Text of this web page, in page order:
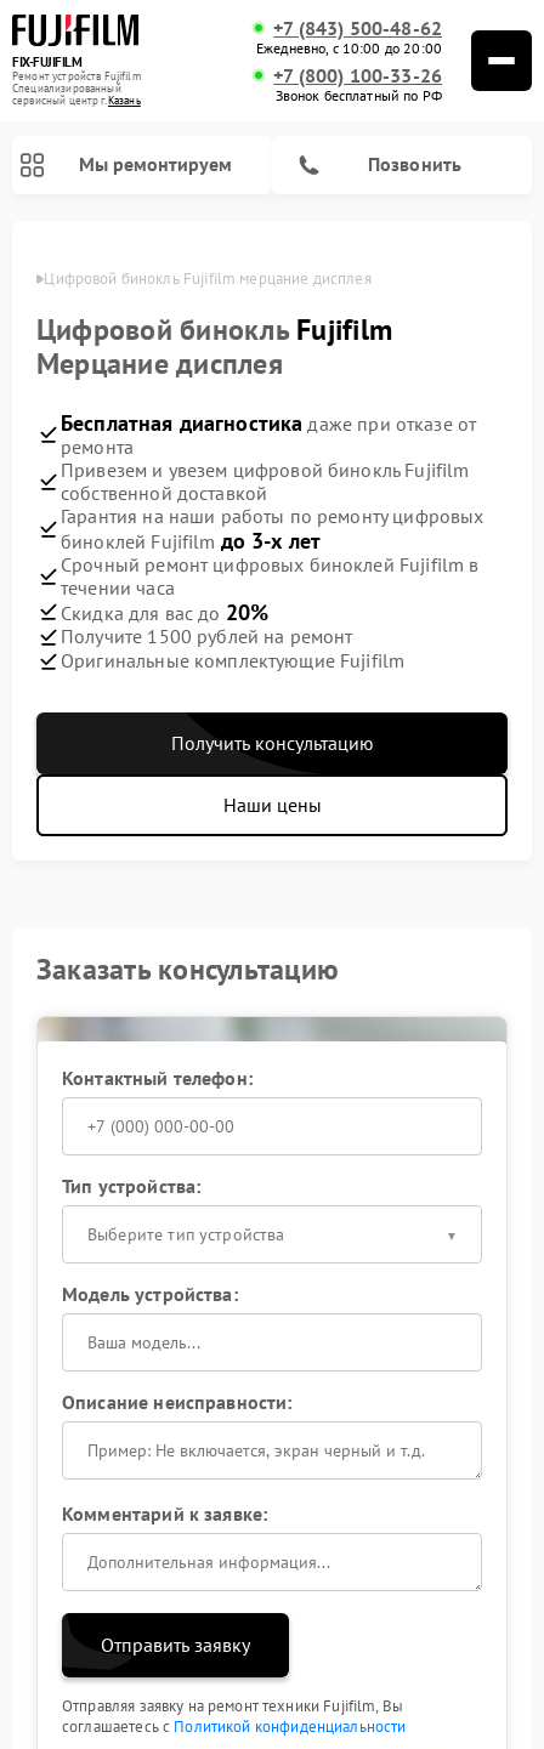
FIX-FUJIFILM
Ремонт устройств Fujifilm
Специализированный
cервисный центр г.Казань
+7 (843) 500-48-62
Ежедневно, с 10:00 до 20:00
+7 (800) 100-33-26
Звонок бесплатный по РФ
Мы ремонтируем Позвонить
Цифровой бинокль Fujifilm мерцание дисплея
Цифровой бинокльFujifilm
Мерцание дисплея
Бесплатная диагностика даже при отказе от
ремонта
Привезем и увезем цифровой бинокль Fujifilm
собственной доставкой
Гарантия на наши работы по ремонту цифровых
биноклей Fujifilm до 3-х лет
Срочный ремонт цифровых биноклей Fujifilm в
течении часа
Скидка для вас до 20%
Получите 1500 рублей на ремонт
Оригинальные комплектующие Fujifilm
Получить консультацию
Наши цены
Заказать консультацию
Контактный телефон:
Тип устройства:
Выберите тип устройства
Модель устройства:
Описание неисправности:
Комментарий к заявке:
Отправить заявку
Отправляя заявку на ремонт техники Fujifilm, Вы
соглашаетесь с Политикой конфиденциальности